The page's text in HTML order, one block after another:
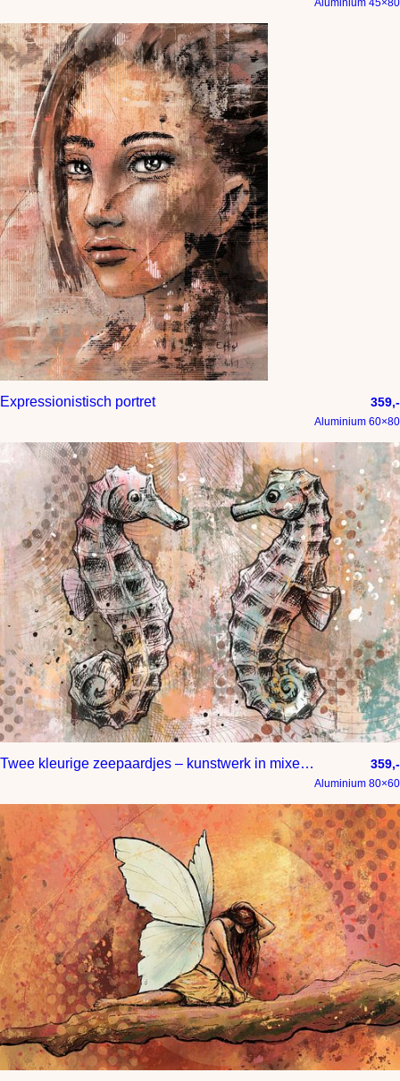
Aluminium 45×80
Expressionistisch portret 359,-
Aluminium 60×80
Twee kleurige zeepaardjes – kunstwerk in mixed media – ondwerwater en maritiem 359,-
Aluminium 80×60